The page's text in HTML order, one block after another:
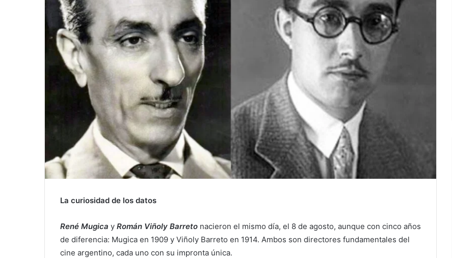
La curiosidad de los datos
René Mugica y Román Viñoly Barreto nacieron el mismo día, el 8 de agosto, aunque con cinco años
de diferencia: Mugica en 1909 y Viñoly Barreto en 1914. Ambos son directores fundamentales del
cine argentino, cada uno con su impronta única.